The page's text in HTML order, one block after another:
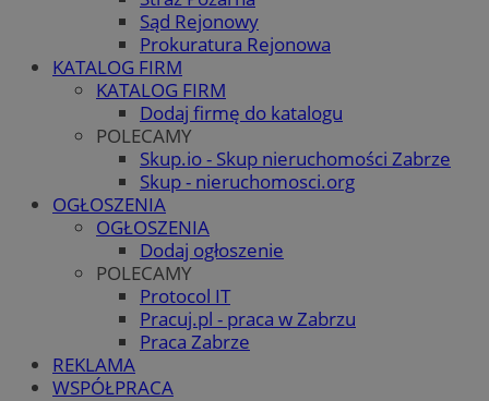
Sąd Rejonowy
Prokuratura Rejonowa
KATALOG FIRM
KATALOG FIRM
Dodaj firmę do katalogu
POLECAMY
Skup.io - Skup nieruchomości Zabrze
Skup - nieruchomosci.org
OGŁOSZENIA
OGŁOSZENIA
Dodaj ogłoszenie
POLECAMY
Protocol IT
Pracuj.pl - praca w Zabrzu
Praca Zabrze
REKLAMA
WSPÓŁPRACA